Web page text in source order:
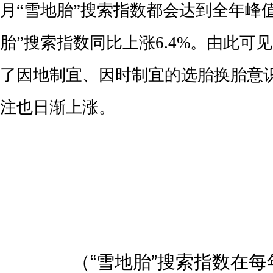
月“雪地胎”搜索指数都会达到全年峰
胎”搜索指数同比上涨6.4%。由此可
了因地制宜、因时制宜的选胎换胎意
注也日渐上涨。
（“雪地胎”搜索指数在